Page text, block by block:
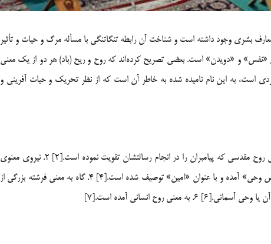
بشري وجود داشته است و شناخت آن رابطه تنگاتنگي با مسأله مرگ و حيات و تأثير
سازنده‎اي در اخلاق و عمل دارد. روح از نظر لغت به معني «نفس» و «دويدن» است. بعضي تصريح كرده‎اند كه روح و ريح (باد) هر دو از يك معني
است، به اين نام ناميده شده به خاطر آن است كه از نظر تحريك و حيات آفريني و
موارد استعمال روح در قرآن بسيار مُتَنوّع است: 1. به معني روح مقدسي كه پيامبران را در انجام رسالتشان تقويت نموده است.[2] 2. نيروي معنوي
الهي كه مؤمنان را تقويت مي‎كند.[3] 3. «فرشته مخصوص وحي» آمده و با عنوان «امين» توصيف شده است.[4] 4. گاه به معني فرشته بزرگي از